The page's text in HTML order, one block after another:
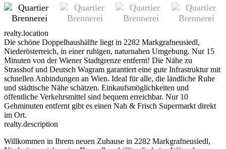
realty.location
Die schöne Doppelhaushälfte liegt in 2282 Markgrafneusiedl,
Niederösterreich, in einer ruhigen, naturnahen Umgebung. Nur 15
Minuten von der Wiener Stadtgrenze entfernt! Die Nähe zu
Strasshof und Deutsch Wagram garantiert eine gute Infrastruktur mit
schnellen Anbindungen an Wien. Ideal für alle, die ländliche Ruhe
und städtische Nähe schätzen. Einkaufsmöglichkeiten und
öffentliche Verkehrsmittel sind bequem erreichbar. Nur 10
Gehminuten entfernt gibt es einen Nah & Frisch Supermarkt direkt
im Ort.
realty.description
Willkommen in Ihrem neuen Zuhause in 2282 Markgrafneusiedl,